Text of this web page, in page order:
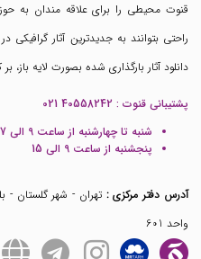
قنوت محیطی را برای علاقه مندان به
راحتی بتوانند به جدیدترین آثار
دانلود آثار بارگذاری شده بصورت لایه باز،
پشتیبانی قنوت : 021 40558242
شنبه تا چهارشنبه از ساعت 9 الی 17
پنجشنبه از ساعت 9 الی 15
آدرس دفتر مرکزی :
واحد 601